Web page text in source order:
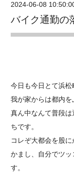
2024-06-08
バイク通勤の
今日も今日とて浜松
我が家からは都内
真ん中なんて普段
ちです。
コレぞ大都会を股
かまし、自分でツ
す。